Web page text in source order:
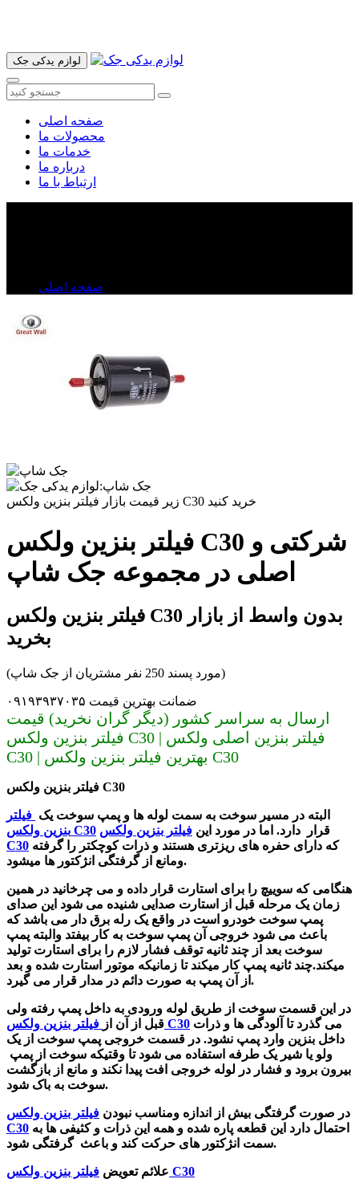
لوازم یدکی جک
صفحه اصلی
محصولات ما
خدمات ما
درباره ما
ارتباط با ما
صفحه اصلی
زیر قیمت بازار فیلتر بنزین ولکس C30 خرید کنید
فیلتر بنزین ولکس C30 شرکتی و
اصلی در مجموعه جک شاپ
فیلتر بنزین ولکس C30 بدون واسط از بازار
بخرید
(مورد پسند 250 نفر مشتریان از جک شاپ)
ضمانت بهترین قیمت ۰۹۱۹۳۹۳۷۰۳۵
ارسال به سراسر کشور (دیگر گران نخرید) قیمت
فیلتر بنزین ولکس C30 | فیلتر بنزین اصلی ولکس
C30 | بهترین فیلتر بنزین ولکس C30
فیلتر بنزین ولکس C30
البته در مسیر سوخت به سمت لوله ها و پمپ سوخت یک فیلتر
بنزین ولکس C30
قرار دارد. اما در مورد این فیلتر بنزین ولکس
C30
ومانع از گرفتگی انژکتور ها میشود.
هنگامی که سوییچ را برای استارت قرار داده و می چرخانید در همین
زمان یک مرحله قبل از استارت صدایی شنیده می شود این صدای
پمپ سوخت خودرو است در واقع یک رله برق دار می باشد که
باعث می شود خروجی آن پمپ سوخت به کار بیفتد والبته پمپ
سوخت بعد از چند ثانیه توقف فشار لازم را برای استارت تولید
میکند.چند ثانیه پمپ کار میکند تا زمانیکه موتور استارت شده و بعد
از آن پمپ به صورت دائم در مدار قرار می گیرد.
در این قسمت سوخت از طریق لوله ورودی به داخل پمپ رفته ولی
قبل از آن از فیلتر بنزین ولکس C30
داخل بنزین وارد پمپ نشود. در قسمت خروجی پمپ سوخت از یک
ولو یا شیر یک طرفه استفاده می شود تا وقتیکه سوخت از پمپ
بیرون برود و فشار در لوله خروجی افت پیدا نکند و مانع از بازگشت
سوخت به باک شود.
در صورت گرفتگی بیش از اندازه ومناسب نبودن فیلتر بنزین ولکس
C30
سمت انژکتور های حرکت کند و باعث گرفتگی شود.
علائم تعویض فیلتر بنزین ولکس C30